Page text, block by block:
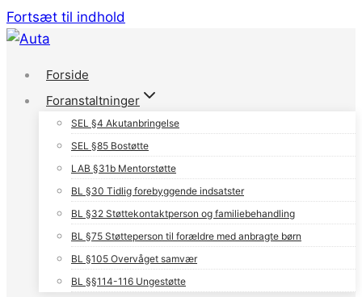
Fortsæt til indhold
Forside
Foranstaltninger
SEL §4 Akutanbringelse
SEL §85 Bostøtte
LAB §31b Mentorstøtte
BL §30 Tidlig forebyggende indsatster
BL §32 Støttekontaktperson og familiebehandling
BL §75 Støtteperson til forældre med anbragte børn
BL §105 Overvåget samvær
BL §§114-116 Ungestøtte